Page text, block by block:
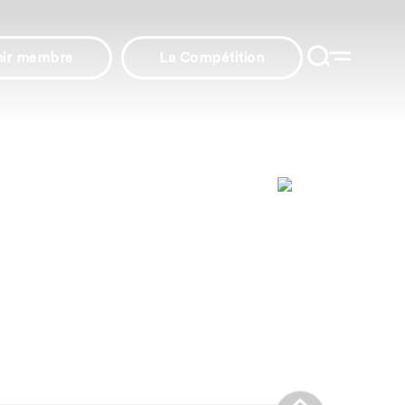
membre La Compétition